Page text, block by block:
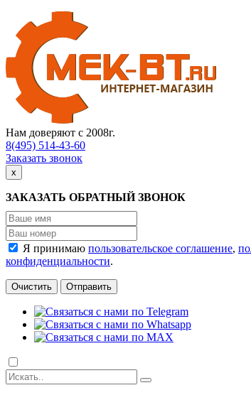
Нам доверяют с 2008г.
8(495) 514-43-60
Заказать звонок
х
ЗАКАЗАТЬ ОБРАТНЫЙ ЗВОНОК
Я принимаю пользовательское соглашение,
конфиденциальности.